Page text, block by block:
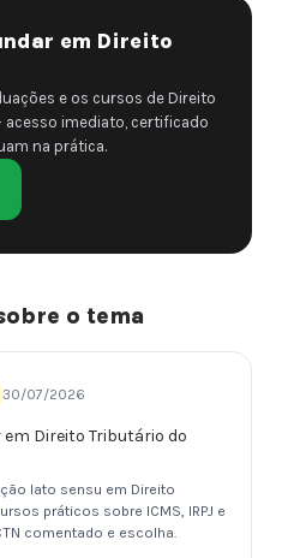
em Direito
e os cursos de Direito
acesso imediato, certificado
na prática.
o tema
30/07/2026
Direito Tributário do
lato sensu em Direito
práticos sobre ICMS, IRPJ e
comentado e escolha.